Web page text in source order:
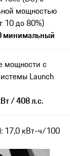
мощностью
10 до 80%)
минимальный
мощности с
Launch
/ 408 л.с.
17,0 кВт-ч/100